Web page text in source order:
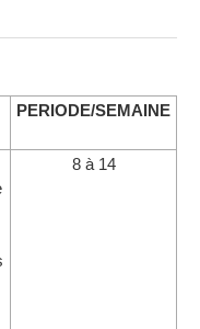
PERIODE/SEMAINE
8 à 14